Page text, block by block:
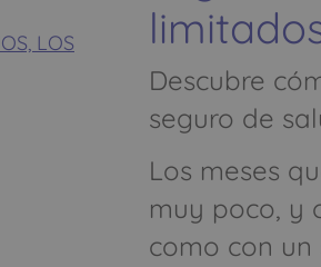
LOS
Descubre
seguro de
Los meses
muy poco, y
como con